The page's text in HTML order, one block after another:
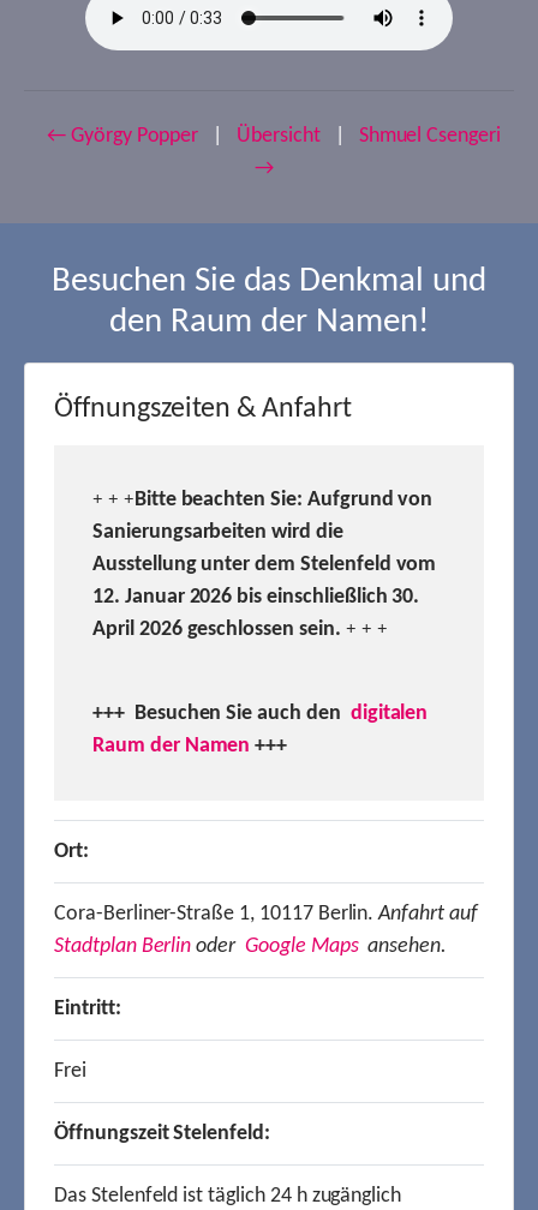
← György Popper Übersicht
Shmuel Csengeri
→
Besuchen Sie das Denkmal und
den Raum der Namen!
Öffnungszeiten & Anfahrt
+ + +Bitte beachten Sie: Aufgrund von
Sanierungsarbeiten wird die
Ausstellung unter dem Stelenfeld vom
12. Januar 2026 bis einschließlich 30.
April 2026 geschlossen sein. + + +
+++ Besuchen Sie auch den digitalen
Raum der Namen +++
Ort:
Cora-Berliner-Straße 1, 10117 Berlin.Anfahrt auf
Stadtplan Berlin oder Google Mapsansehen.
Eintritt:
Frei
Öffnungszeit Stelenfeld:
Das Stelenfeld ist täglich 24 h zugänglich